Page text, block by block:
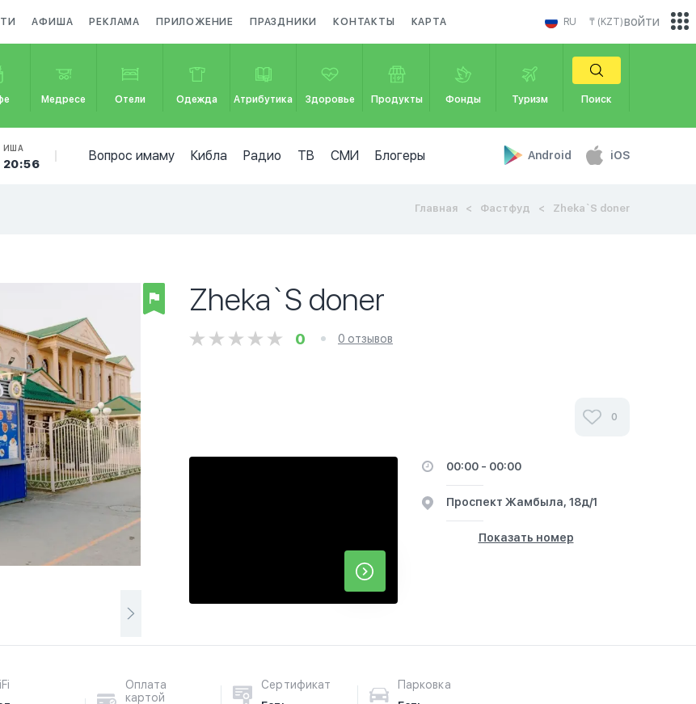
АФИША РЕКЛАМА ПРИЛОЖЕНИЕ ПРАЗДНИКИ КОНТАКТЫ КАРТА RU ₸ (KZT)
Медресе Отели Одежда Атрибутика Здоровье Продукты Фонды Туризм Поиск
ИША
20:56
Вопрос имаму Кибла Радио ТВ СМИ Блогеры Android iOS
войти
Главная Фастфуд Zheka`S doner
Zheka`S doner
0 0 отзывов
0
00:00 - 00:00
​Проспект Жамбыла, 18д/1
Показать номер
Оплата
картой
Сертификат
Парковка